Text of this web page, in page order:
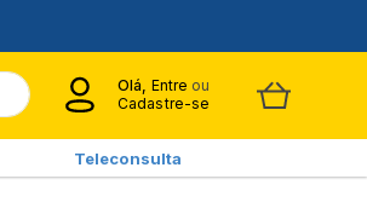
Olá, Entre ou
Cadastre-se
Teleconsulta